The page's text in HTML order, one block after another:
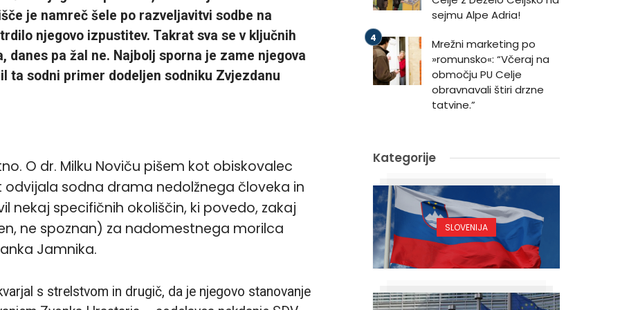
je namreč šele po razveljavitvi sodbe na
njegovo izpustitev. Takrat sva se v ključnih
pa žal ne. Najbolj sporna je zame njegova
ta sodni primer dodeljen sodniku Zvjezdanu
O dr. Milku Noviču pišem kot obiskovalec
sodna drama nedolžnega človeka in
nekaj specifičnih okoliščin, ki povedo, zakaj
ne spoznan) za nadomestnega morilca
Jamnika.
s strelstvom in drugič, da je njegovo stanovanje
sejmu Alpe Adria!
Mrežni marketing po
»romunsko«: “Včeraj na
območju PU Celje
obravnavali štiri drzne
tatvine.”
Kategorije
SLOVENIJA